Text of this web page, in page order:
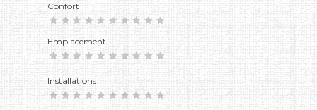
Confort
Emplacement
Installations